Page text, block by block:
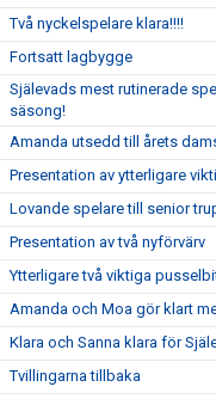
Två nyckelspelare klara!!!!
Fortsatt lagbygge
Själevads mest rutinerade
säsong!
Amanda utsedd till årets
Presentation av ytterligare
Lovande spelare till senior
Presentation av två nyförvärv
Ytterligare två viktiga
Amanda och Moa gör klart
Klara och Sanna klara för
Tvillingarna tillbaka